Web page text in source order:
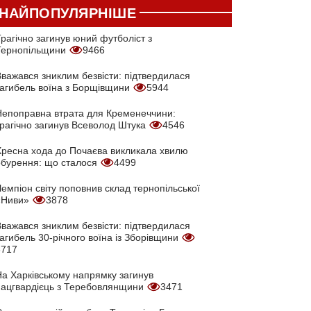
НАЙПОПУЛЯРНІШЕ
загинув юний футболіст з
9466
зниклим безвісти: підтвердилася
воїна з Борщівщини
5944
втрата для Кременеччини:
загинув Всеволод Штука
4546
хода до Почаєва викликала хвилю
що сталося
4499
світу поповнив склад тернопільської
3878
зниклим безвісти: підтвердилася
30-річного воїна із Зборівщини
Харківському напрямку загинув
з Теребовлянщини
3471